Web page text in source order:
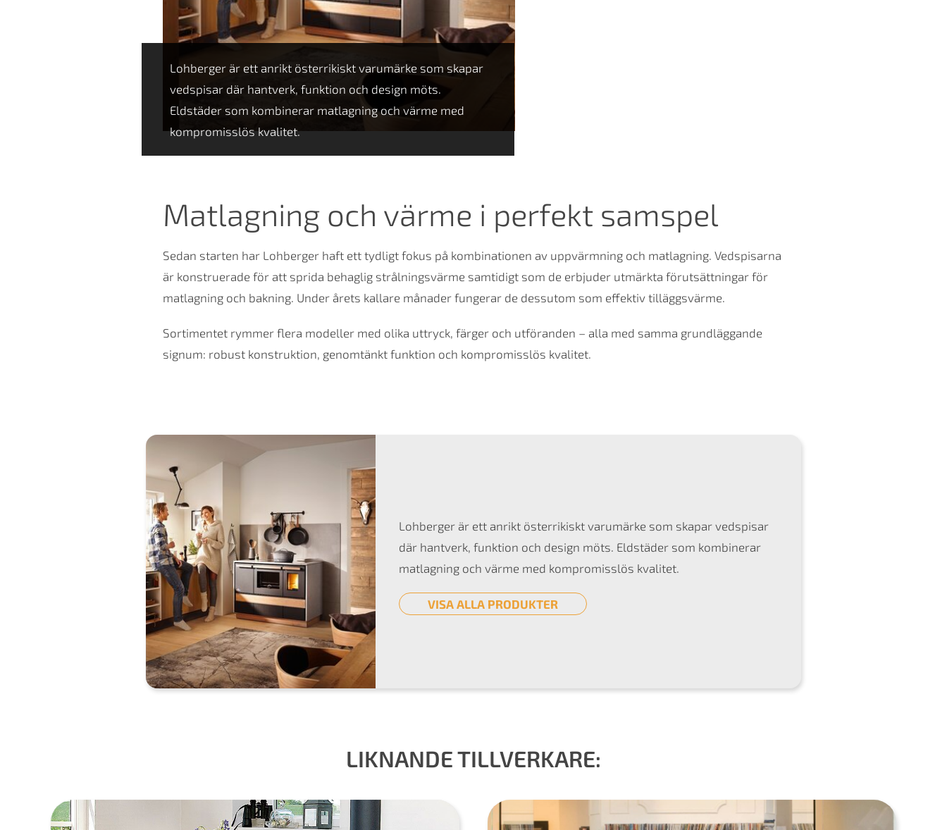
Lohberger är ett anrikt österrikiskt varumärke som skapar
vedspisar där hantverk, funktion och design möts.
Eldstäder som kombinerar matlagning och värme med
kompromisslös kvalitet.
Matlagning och värme i perfekt samspel
Sedan starten har Lohberger haft ett tydligt fokus på kombinationen av uppvärmning och matlagning. Vedspisarna
är konstruerade för att sprida behaglig strålningsvärme samtidigt som de erbjuder utmärkta förutsättningar för
matlagning och bakning. Under årets kallare månader fungerar de dessutom som effektiv tilläggsvärme.
Sortimentet rymmer flera modeller med olika uttryck, färger och utföranden – alla med samma grundläggande
signum: robust konstruktion, genomtänkt funktion och kompromisslös kvalitet.
Lohberger är ett anrikt österrikiskt varumärke som skapar vedspisar
där hantverk, funktion och design möts. Eldstäder som kombinerar
matlagning och värme med kompromisslös kvalitet.
VISA ALLA PRODUKTER
LIKNANDE TILLVERKARE: